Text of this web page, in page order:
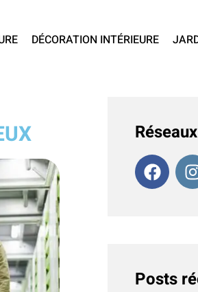
DÉCORATION INTÉRIEURE
Posts